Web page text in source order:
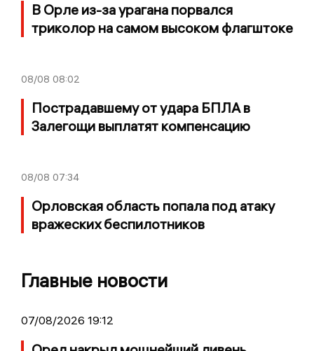
В Орле из-за урагана порвался
триколор на самом высоком флагштоке
08/08 08:02
Пострадавшему от удара БПЛА в
Залегощи выплатят компенсацию
08/08 07:34
Орловская область попала под атаку
вражеских беспилотников
Главные новости
07/08/2026 19:12